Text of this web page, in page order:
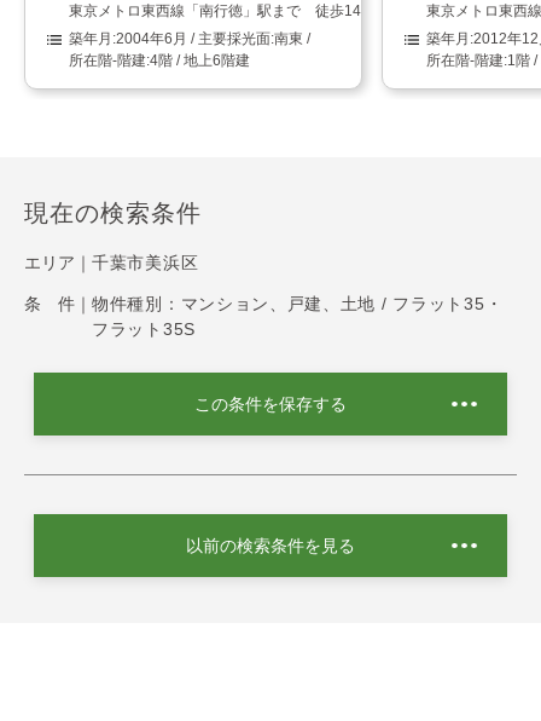
東京メトロ東西線「南行徳」駅まで 徒歩14分
2004年6月
南東
4階 / 地上6階建
東京メトロ東西
2012年12
1階
現在の検索条件
エリア｜ 千葉市美浜区
条 件｜ 物件種別：マンション、戸建、土地 / フラット35・
フラット35S
この条件を保存する
以前の検索条件を見る